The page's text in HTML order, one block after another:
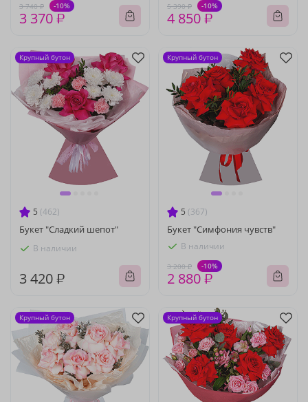
3 740 ₽ -10%
3 370 ₽
5 390 ₽ -10%
4 850 ₽
5 (462)
Букет "Сладкий шепот"
В наличии
3 420 ₽
Крупный бутон
5 (367)
Букет "Симфония чувств"
В наличии
3 200 ₽ -10%
2 880 ₽
Крупный бутон
Крупный бутон Крупный бутон